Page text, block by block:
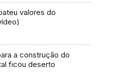
valores do
a construção do
ficou deserto